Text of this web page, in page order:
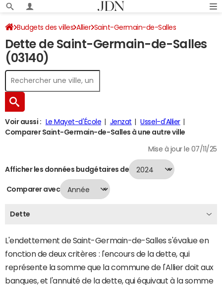
Budgets des villes Allier Saint-Germain-de-Salles
Dette au 31/12/2024
Dette de Saint-Germain-de-Salles
(03140)
Voir aussi : Le Mayet-d'École Jenzat
Ussel-d'Allier
Comparer Saint-Germain-de-Salles à une autre ville
Mise à jour le 07/11/25
Afficher les données budgétaires de
Comparer avec
Dette
L'endettement de Saint-Germain-de-Salles s'évalue en
fonction de deux critères : l'encours de la dette, qui
représente la somme que la commune de l'Allier doit aux
banques, et l'annuité de la dette, qui équivaut à la somme